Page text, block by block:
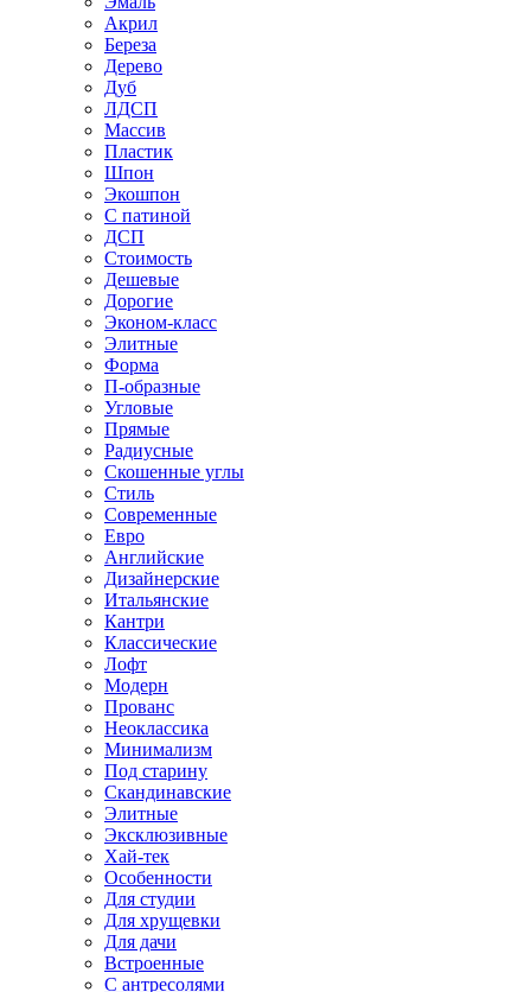
Акрил
Береза
Дерево
Дуб
ЛДСП
Массив
Пластик
Шпон
Экошпон
С патиной
ДСП
Стоимость
Дешевые
Дорогие
Эконом-класс
Элитные
Форма
П-образные
Угловые
Прямые
Радиусные
Скошенные углы
Стиль
Современные
Евро
Английские
Дизайнерские
Итальянские
Кантри
Классические
Лофт
Модерн
Прованс
Неоклассика
Минимализм
Под старину
Скандинавские
Элитные
Эксклюзивные
Хай-тек
Особенности
Для студии
Для хрущевки
Для дачи
Встроенные
С антресолями